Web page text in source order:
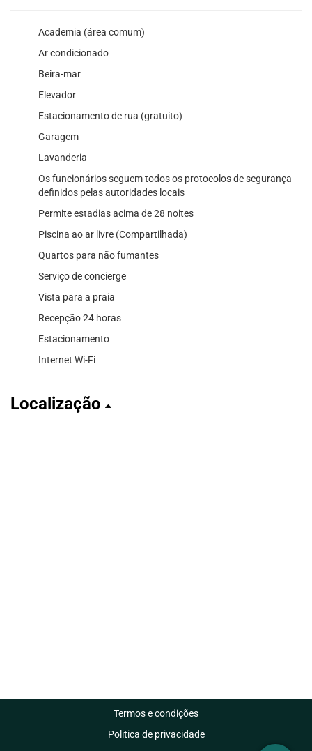
Academia (área comum)
Ar condicionado
Beira-mar
Elevador
Estacionamento de rua (gratuito)
Garagem
Lavanderia
Os funcionários seguem todos os protocolos de segurança
definidos pelas autoridades locais
Permite estadias acima de 28 noites
Piscina ao ar livre (Compartilhada)
Quartos para não fumantes
Serviço de concierge
Vista para a praia
Recepção 24 horas
Estacionamento
Internet Wi-Fi
Localização
Termos e condições
Politica de privacidade